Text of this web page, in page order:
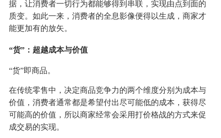
据，让消费者一切行为都能够得到串联，实现由点到面的
质变。如此一来，消费者的全息影像便得以生成，商家才
能更加有的放矢。
“货”：超越成本与价值
“货”即商品。
在传统零售中，决定商品竞争力的两个维度分别为成本与
价值，消费者通常都是希望付出尽可能低的成本，获得尽
可能高的价值，所以商家经常会采用打价格战的方式来促
成交易的实现。